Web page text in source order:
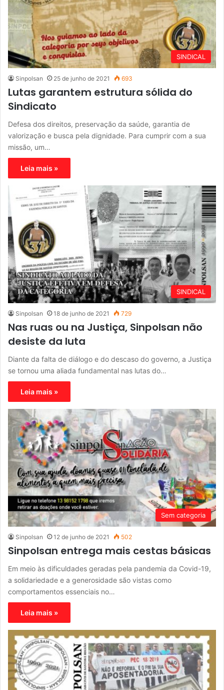
SINDICAL
Sinpolsan 25 de junho de 2021 693
Lutas garantem estrutura sólida do
Sindicato
Defesa dos direitos, preservação da saúde, garantia de
valorização e busca pela dignidade. Para cumprir com a sua
missão, um…
Leia mais »
SINDICAL
Sinpolsan 18 de junho de 2021 729
Nas ruas ou na Justiça, Sinpolsan não
desiste da luta
Diante da falta de diálogo e do descaso do governo, a Justiça
se tornou uma aliada fundamental nas lutas do…
Leia mais »
Sem categoria
Sinpolsan 12 de junho de 2021 502
Sinpolsan entrega mais cestas básicas
Em meio às dificuldades geradas pela pandemia da Covid-19,
a solidariedade e a generosidade são vistas como
comportamentos essenciais no…
Leia mais »